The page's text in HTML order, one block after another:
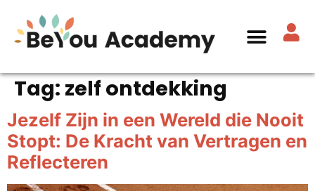
Tag: zelf ontdekking
Jezelf Zijn in een Wereld die Nooit
Stopt: De Kracht van Vertragen en
Reflecteren